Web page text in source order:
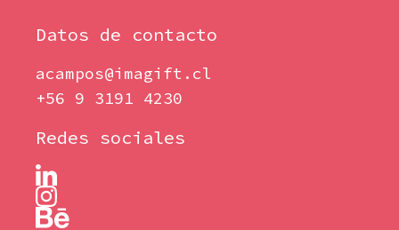
Datos de contacto
acampos@imagift.cl
+56 9 3191 4230
Redes sociales